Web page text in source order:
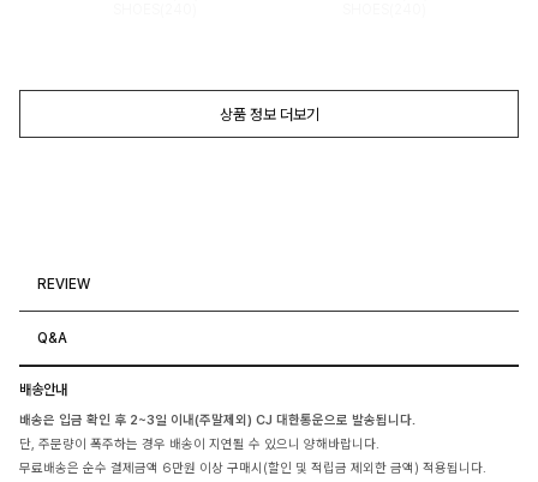
상품 정보 더보기
REVIEW
Q&A
배송안내
배송은 입금 확인 후 2~3일 이내(주말제외) CJ 대한통운으로 발송됩니다.
단, 주문량이 폭주하는 경우 배송이 지연될 수 있으니 양해바랍니다.
무료배송은 순수 결제금액 6만원 이상 구매시(할인 및 적립금 제외한 금액) 적용됩니다.